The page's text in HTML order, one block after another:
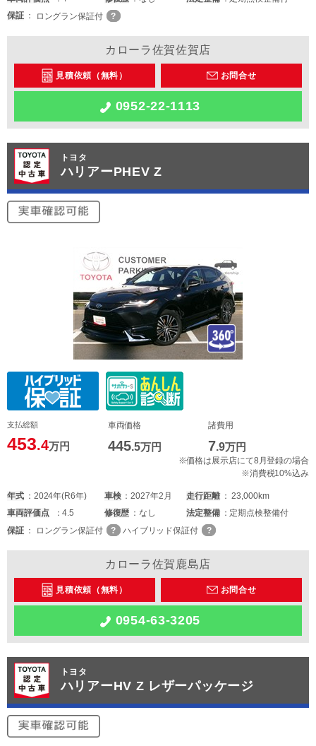
保証
ロングラン保証付
カローラ佐賀佐賀店
見積依頼（無料） お問合せ
0952-22-1113
トヨタ
ハリアーPHEV Z
支払総額
453.4万円
車両価格
445.5万円
諸費用
7.9万円
※価格は展示店にて8月登録の場合
※消費税10%込み
年式 2024年(R6年) 車検 2027年2月 走行距離
23,000km
車両評価点 4.5 修復歴 なし 法定整備
定期点検整備付
保証
ロングラン保証付 ハイブリッド保証付
カローラ佐賀鹿島店
見積依頼（無料） お問合せ
0954-63-3205
トヨタ
ハリアーHV Z レザーパッケージ